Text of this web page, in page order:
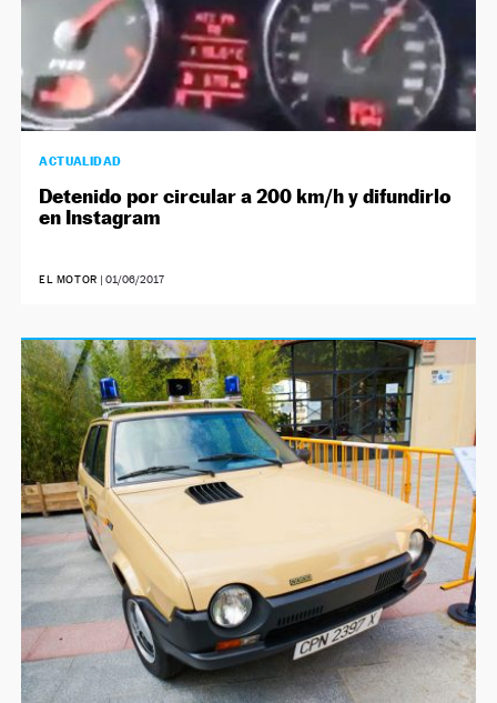
ACTUALIDAD
Detenido por circular a 200 km/h y difundirlo
en Instagram
EL MOTOR | 01/06/2017